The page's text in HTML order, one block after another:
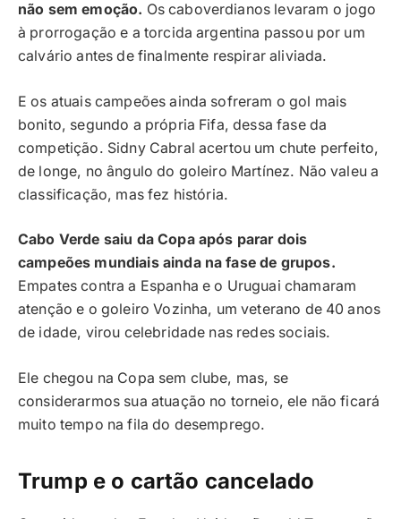
não sem emoção. Os caboverdianos levaram o jogo
à prorrogação e a torcida argentina passou por um
calvário antes de finalmente respirar aliviada.
E os atuais campeões ainda sofreram o gol mais
bonito, segundo a própria Fifa, dessa fase da
competição. Sidny Cabral acertou um chute perfeito,
de longe, no ângulo do goleiro Martínez. Não valeu a
classificação, mas fez história.
Cabo Verde saiu da Copa após parar dois
campeões mundiais ainda na fase de grupos.
Empates contra a Espanha e o Uruguai chamaram
atenção e o goleiro Vozinha, um veterano de 40 anos
de idade, virou celebridade nas redes sociais.
Ele chegou na Copa sem clube, mas, se
considerarmos sua atuação no torneio, ele não ficará
muito tempo na fila do desemprego.
Trump e o cartão cancelado